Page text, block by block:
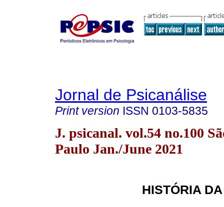
Jornal de Psicanálise
Print version ISSN 0103-5835
J. psicanal. vol.54 no.100
Paulo Jan./June 2021
HISTÓRIA